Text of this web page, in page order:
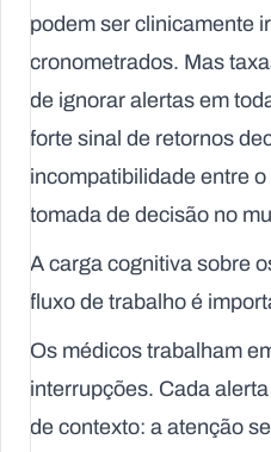
podem ser clinicamente
cronometrados. Mas
de ignorar alertas em
forte sinal de retornos
incompatibilidade entre
tomada de decisão no
A carga cognitiva sobre
fluxo de trabalho é
Os médicos trabalham
interrupções. Cada
de contexto: a atenção